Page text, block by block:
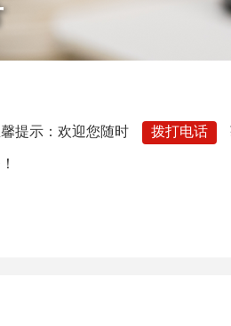
提示：欢迎您随时 拨打电话